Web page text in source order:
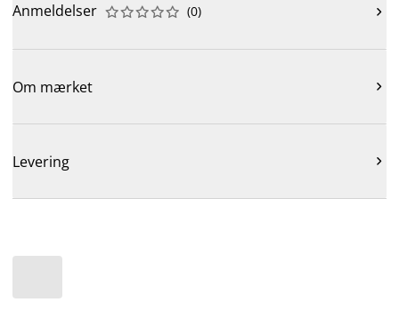
Anmeldelser 




 (0) 
Om mærket 
Levering 